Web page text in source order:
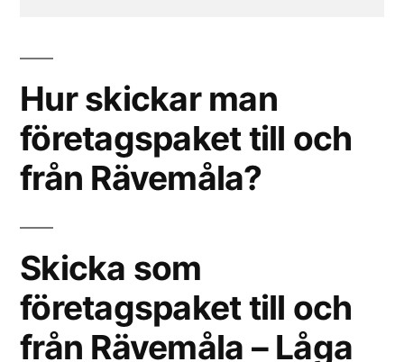
Hur skickar man
företagspaket till och
från Rävemåla?
Skicka som
företagspaket till och
från Rävemåla – Låga